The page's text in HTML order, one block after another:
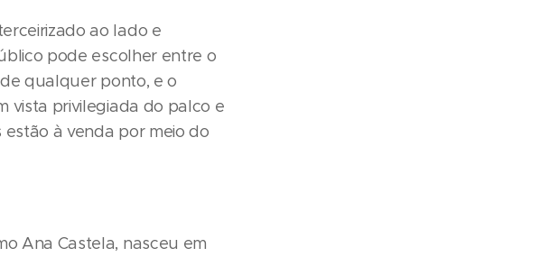
ao lado e
pode escolher entre o
qualquer ponto, e o
vista privilegiada do palco e
à venda por meio do
Ana Castela, nasceu em